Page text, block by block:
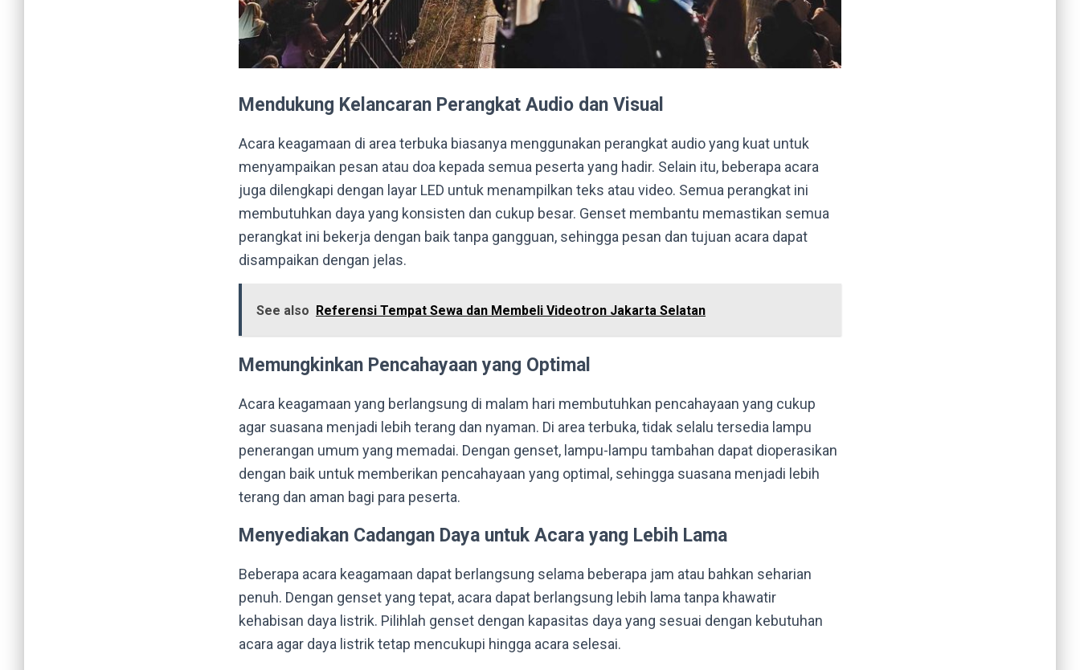
Mendukung Kelancaran Perangkat Audio dan Visual
Acara keagamaan di area terbuka biasanya menggunakan perangkat audio yang kuat untuk
menyampaikan pesan atau doa kepada semua peserta yang hadir. Selain itu, beberapa acara
juga dilengkapi dengan layar LED untuk menampilkan teks atau video. Semua perangkat ini
membutuhkan daya yang konsisten dan cukup besar. Genset membantu memastikan semua
perangkat ini bekerja dengan baik tanpa gangguan, sehingga pesan dan tujuan acara dapat
disampaikan dengan jelas.
See also Referensi Tempat Sewa dan Membeli Videotron Jakarta Selatan
Memungkinkan Pencahayaan yang Optimal
Acara keagamaan yang berlangsung di malam hari membutuhkan pencahayaan yang cukup
agar suasana menjadi lebih terang dan nyaman. Di area terbuka, tidak selalu tersedia lampu
penerangan umum yang memadai. Dengan genset, lampu-lampu tambahan dapat dioperasikan
dengan baik untuk memberikan pencahayaan yang optimal, sehingga suasana menjadi lebih
terang dan aman bagi para peserta.
Menyediakan Cadangan Daya untuk Acara yang Lebih Lama
Beberapa acara keagamaan dapat berlangsung selama beberapa jam atau bahkan seharian
penuh. Dengan genset yang tepat, acara dapat berlangsung lebih lama tanpa khawatir
kehabisan daya listrik. Pilihlah genset dengan kapasitas daya yang sesuai dengan kebutuhan
acara agar daya listrik tetap mencukupi hingga acara selesai.